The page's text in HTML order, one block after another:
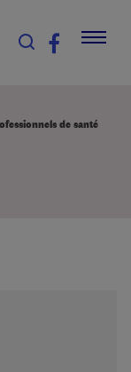
de santé